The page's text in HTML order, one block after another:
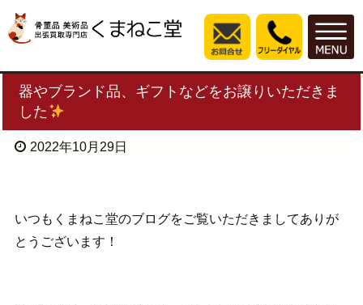
器やブランド品、ギフトなどをお譲りいただきま
した
2022年10月29日
いつもくまねこ堂のブログをご覧いただきましてありが
とうございます！